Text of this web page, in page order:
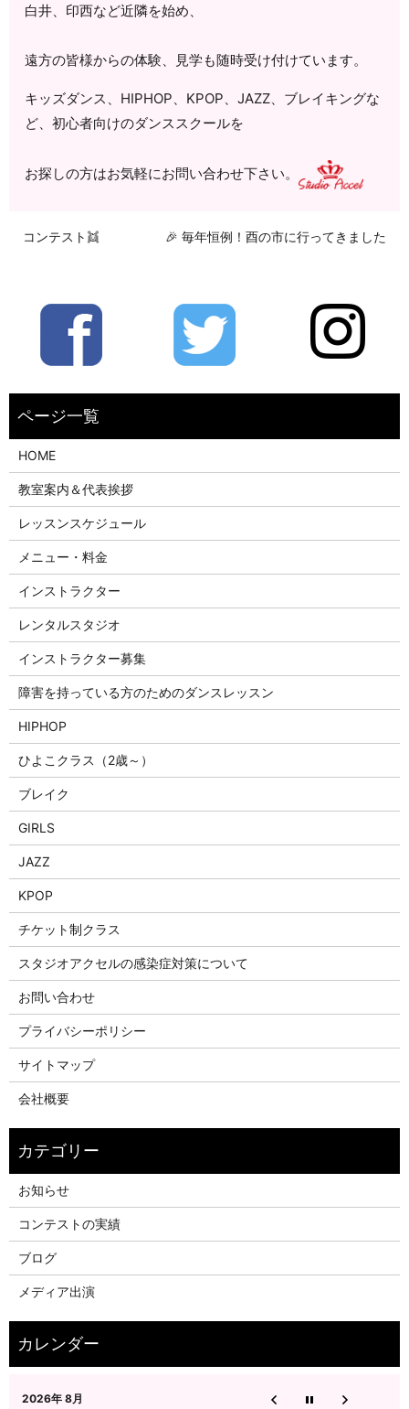
白井、印西など近隣を始め、
遠方の皆様からの体験、見学も随時受け付けています。
キッズダンス、HIPHOP、KPOP、JAZZ、ブレイキングな
ど、初心者向けのダンススクールを
お探しの方はお気軽にお問い合わせ下さい。
コンテスト👯 🎉 毎年恒例！酉の市に行ってきました
HOME
教室案内＆代表挨拶
レッスンスケジュール
メニュー・料金
インストラクター
レンタルスタジオ
インストラクター募集
障害を持っている方のためのダンスレッスン
HIPHOP
ひよこクラス（2歳～）
ブレイク
GIRLS
JAZZ
KPOP
チケット制クラス
スタジオアクセルの感染症対策について
お問い合わせ
プライバシーポリシー
サイトマップ
会社概要
お知らせ
コンテストの実績
ブログ
メディア出演
2026年 8月